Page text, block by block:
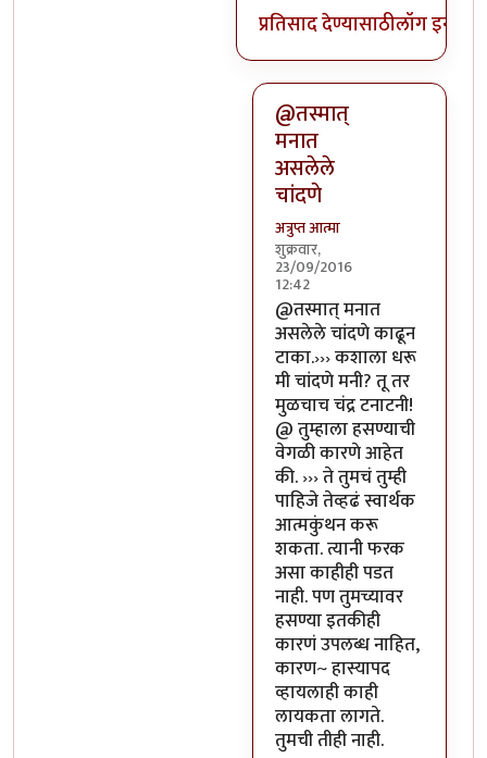
प्रतिसाद देण्यासाठीलॉग इन करा
@तस्मात्
मनात
असलेले
चांदणे
अत्रुप्त आत्मा
शुक्रवार,
23/09/2016
12:42
In reply toया भोपळ्याची
@तस्मात् मनात
असलेले चांदणे काढून
टाका.››› कशाला धरू
मी चांदणे मनी? तू तर
मुळचाच चंद्र टनाटनी!
@ तुम्हाला हसण्याची
वेगळी कारणे आहेत
की. ››› ते तुमचं तुम्ही
पाहिजे तेव्हढं स्वार्थक
आत्मकुंथन करू
शकता. त्यानी फरक
असा काहीही पडत
नाही. पण तुमच्यावर
हसण्या इतकीही
कारणं उपलब्ध नाहित,
कारण~ हास्यापद
व्हायलाही काही
लायकता लागते.
तुमची तीही नाही.